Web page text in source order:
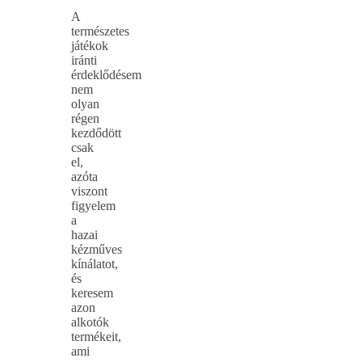
A
természetes
játékok
iránti
érdeklődésem
nem
olyan
régen
kezdődött
csak
el,
azóta
viszont
figyelem
a
hazai
kézműves
kínálatot,
és
keresem
azon
alkotók
termékeit,
ami